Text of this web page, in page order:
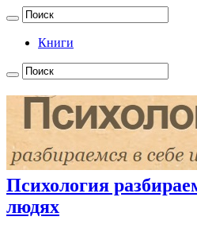
Книги
Психология
людях